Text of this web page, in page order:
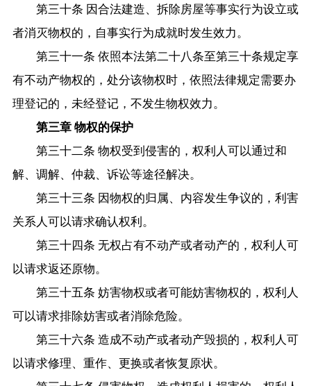
第三十条 因合法建造、拆除房屋等事实行为设立或
者消灭物权的，自事实行为成就时发生效力。
第三十一条 依照本法第二十八条至第三十条规定享
有不动产物权的，处分该物权时，依照法律规定需要办
理登记的，未经登记，不发生物权效力。
第三章 物权的保护
第三十二条 物权受到侵害的，权利人可以通过和
解、调解、仲裁、诉讼等途径解决。
第三十三条 因物权的归属、内容发生争议的，利害
关系人可以请求确认权利。
第三十四条 无权占有不动产或者动产的，权利人可
以请求返还原物。
第三十五条 妨害物权或者可能妨害物权的，权利人
可以请求排除妨害或者消除危险。
第三十六条 造成不动产或者动产毁损的，权利人可
以请求修理、重作、更换或者恢复原状。